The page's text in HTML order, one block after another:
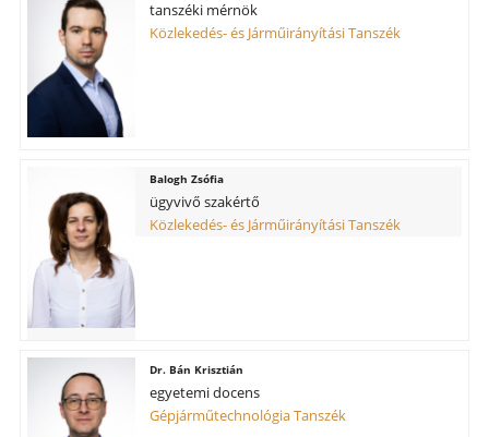
tanszéki mérnök
Közlekedés- és Járműirányítási Tanszék
Balogh Zsófia
ügyvivő szakértő
Közlekedés- és Járműirányítási Tanszék
Bán Krisztián
egyetemi docens
Gépjárműtechnológia Tanszék